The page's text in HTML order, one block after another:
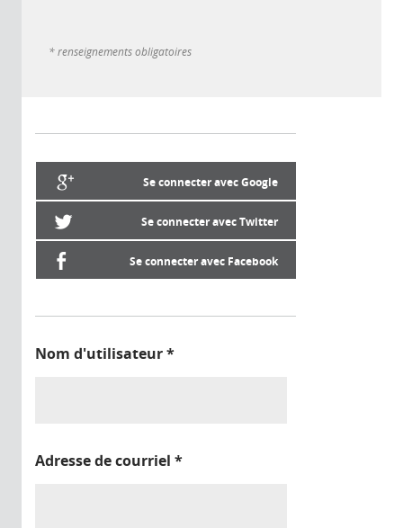
* renseignements obligatoires
Se connecter avec Google
Se connecter avec Twitter
Se connecter avec Facebook
Nom d'utilisateur*
Adresse de courriel *